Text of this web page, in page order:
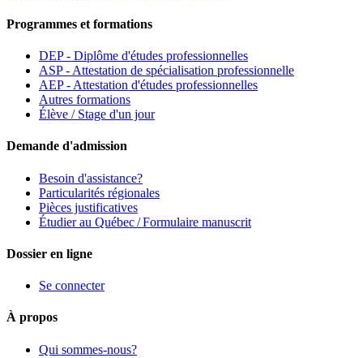
Programmes et formations
DEP - Diplôme d'études professionnelles
ASP - Attestation de spécialisation professionnelle
AEP - Attestation d'études professionnelles
Autres formations
Élève / Stage d'un jour
Demande d'admission
Besoin d'assistance?
Particularités régionales
Pièces justificatives
Étudier au Québec / Formulaire manuscrit
Dossier en ligne
Se connecter
À propos
Qui sommes-nous?